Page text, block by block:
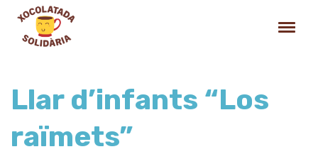
Llar d’infants “Los
raïmets”